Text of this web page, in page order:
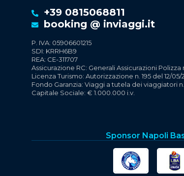
+39 0815068811
booking @ inviaggi.it
P. IVA: 05906601215
SDI: KRRH6B9
REA: CE-311707
Assicurazione RC: Generali Assicurazioni Polizza
Licenza Turismo: Autorizzazione n. 195 del 12/
Fondo Garanzia: Viaggi a tutela dei viaggiatori n.
Capitale Sociale: € 1.000.000 i.v.
Sponsor Napoli